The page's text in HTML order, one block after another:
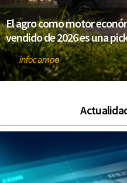
El agro como motor
vendido de 2026 es una
Porinfocampo